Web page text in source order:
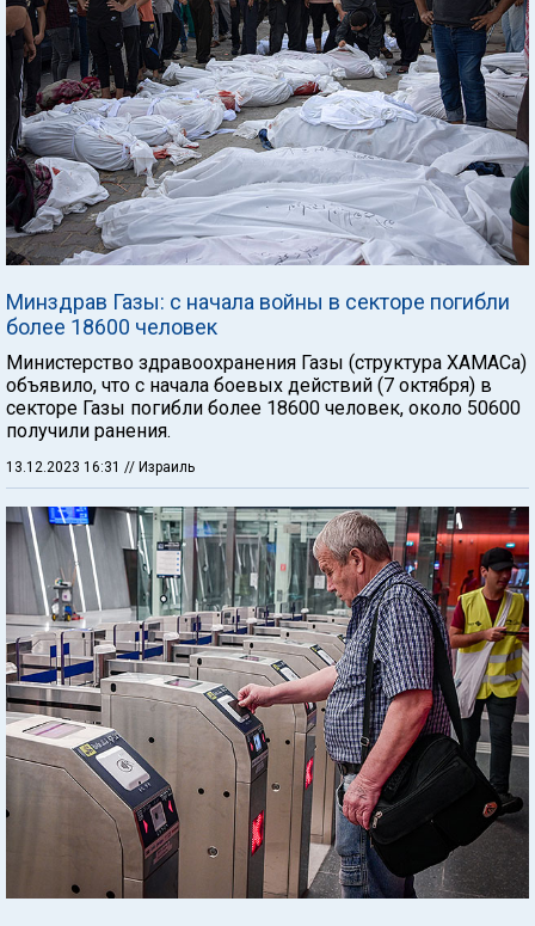
Минздрав Газы: с начала войны в секторе погибли
более 18600 человек
Министерство здравоохранения Газы (структура ХАМАСа)
объявило, что с начала боевых действий (7 октября) в
секторе Газы погибли более 18600 человек, около 50600
получили ранения.
13.12.2023 16:31 // Израиль